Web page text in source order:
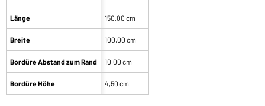
Länge
Breite
Bordüre Abstand zum Rand
Bordüre Höhe
150,00 cm
100,00 cm
10,00 cm
4,50 cm